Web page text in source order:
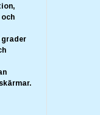
grader